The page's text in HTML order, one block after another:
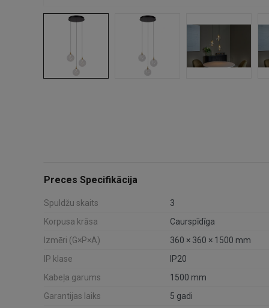
Preces Specifikācija
Spuldžu skaits 3
Korpusa krāsa
Caurspīdīga
Izmēri (G×P×A)
360 × 360 × 1500 mm
IP klase
IP20
Kabeļa garums
1500 mm
Garantijas laiks
5 gadi